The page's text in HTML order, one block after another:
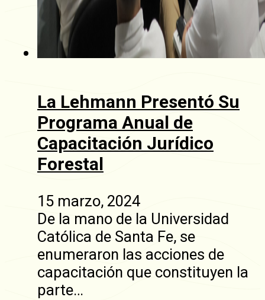
La Lehmann Presentó Su
Programa Anual de
Capacitación Jurídico
Forestal
15 marzo, 2024
De la mano de la Universidad
Católica de Santa Fe, se
enumeraron las acciones de
capacitación que constituyen la
parte…